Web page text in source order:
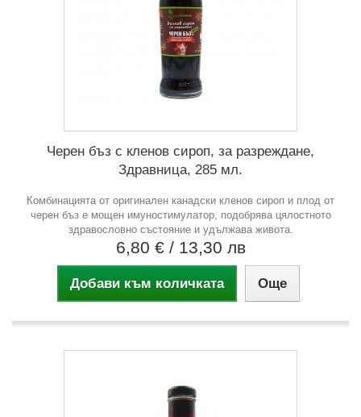
Черен бъз с кленов сироп, за разреждане,
Здравница, 285 мл.
Комбинацията от оригинален канадски кленов сироп и плод от
черен бъз е мощен имуностимулатор, подобрява цялостното
здравословно състояние и удължава живота.
6,80 € / 13,30 лв
Добави към количката Още